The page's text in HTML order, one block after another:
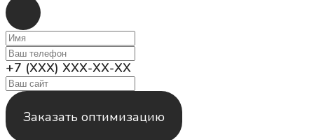
+7 (XXX) XXX-XX-XX
Заказать оптимизацию